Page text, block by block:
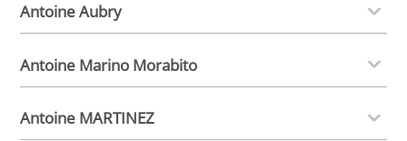
Antoine Aubry
Antoine Marino Morabito
Antoine MARTINEZ